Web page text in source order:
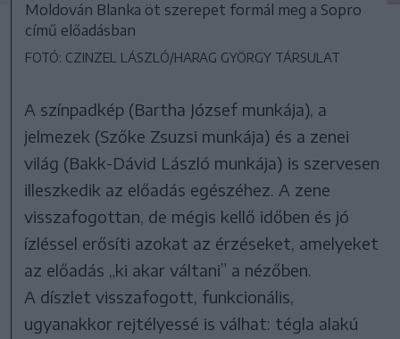
Moldován Blanka öt szerepet formál meg a Sopro
című előadásban
FOTÓ: CZINZEL LÁSZLÓ/HARAG GYÖRGY TÁRSULAT
A színpadkép (Bartha József munkája), a
jelmezek (Szőke Zsuzsi munkája) és a zenei
világ (Bakk-Dávid László munkája) is szervesen
illeszkedik az előadás egészéhez. A zene
visszafogottan, de mégis kellő időben és jó
ízléssel erősíti azokat az érzéseket, amelyeket
az előadás „ki akar váltani” a nézőben.
A díszlet visszafogott, funkcionális,
ugyanakkor rejtélyessé is válhat: tégla alakú